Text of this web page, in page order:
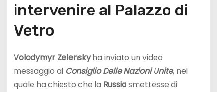
intervenire al Palazzo di
Vetro
Volodymyr Zelenskyha inviato un video
messaggio al Consiglio Delle Nazioni Unite, nel
quale ha chiesto che la Russiasmettesse di